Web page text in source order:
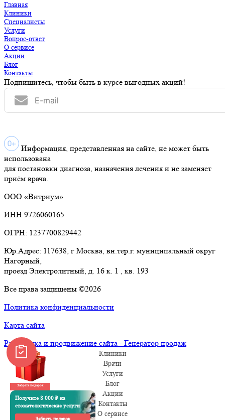
Главная
Клиники
Специалисты
Услуги
Вопрос-ответ
О сервисе
Акции
Блог
Контакты
Подпишитесь, чтобы быть в курсе выгодных акций!
Информация, представленная на сайте, не может быть
использована
для постановки диагноза, назначения лечения и не заменяет
приём врача.
ООО «Витриум»
ИНН 9726060165
ОГРН: 1237700829442
Юр.Адрес: 117638, г Москва, вн.тер.г. муниципальный округ
Нагорный,
проезд Электролитный, д. 16 к. 1 , кв. 193
Все права защищены ©2026
Политика конфиденциальности
Карта сайта
Разработка и продвижение сайта - Генератор продаж
Клиники
Врачи
Услуги
Блог
Акции
Контакты
О сервисе
Забрать подарок
Получите 8 000 ₽ на
стоматологические услуги
Забрать подарок